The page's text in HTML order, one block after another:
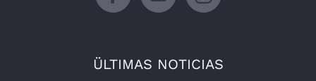
ÜLTIMAS NOTICIAS